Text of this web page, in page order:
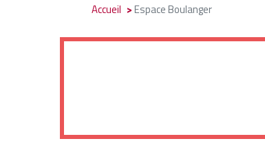
Accueil Espace Boulanger